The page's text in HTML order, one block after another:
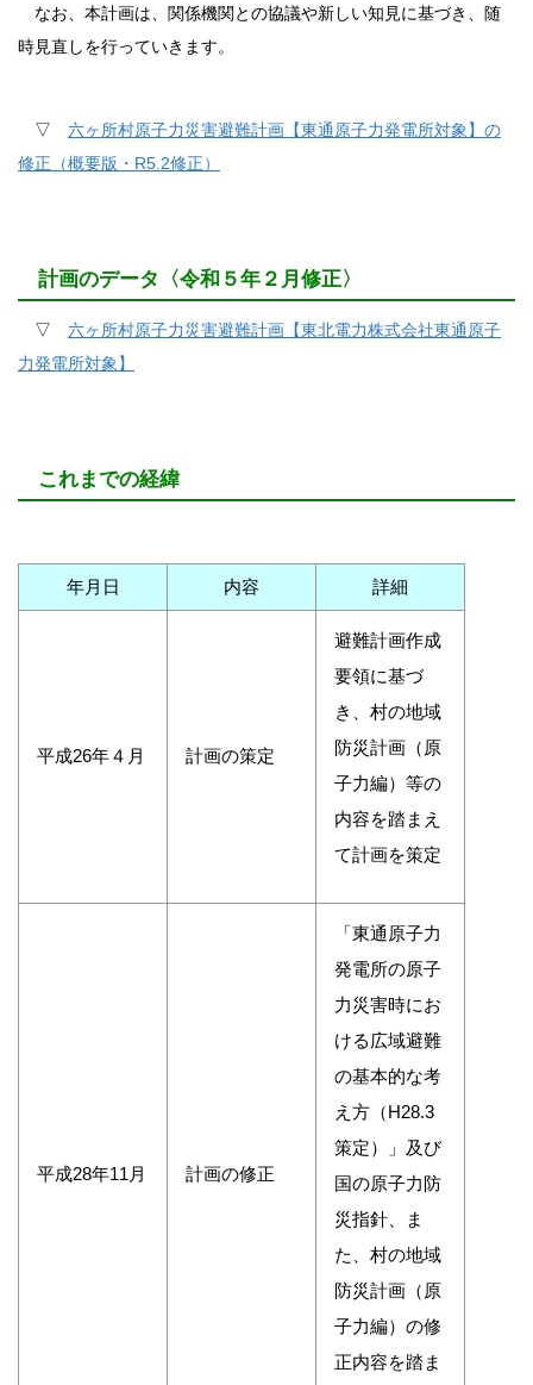
なお、本計画は、関係機関との協議や新しい知見に基づき、随
時見直しを行っていきます。
▽ 六ヶ所村原子力災害避難計画【東通原子力発電所対象】の
修正（概要版・R5.2修正）
計画のデータ〈令和５年２月修正〉
▽ 六ヶ所村原子力災害避難計画【東北電力株式会社東通原子
力発電所対象】
これまでの経緯
年月日 内容 詳細
平成26年４月 計画の策定
避難計画作成
要領に基づ
き、村の地域
防災計画（原
子力編）等の
内容を踏まえ
て計画を策定
平成28年11月 計画の修正
「東通原子力
発電所の原子
力災害時にお
ける広域避難
の基本的な考
え方（H28.3
策定）」及び
国の原子力防
災指針、ま
た、村の地域
防災計画（原
子力編）の修
正内容を踏ま